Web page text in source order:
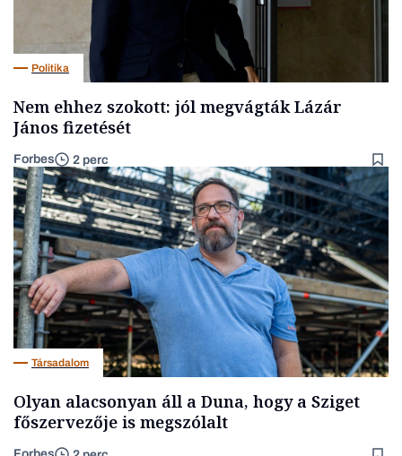
Politika
Nem ehhez szokott: jól megvágták Lázár
János fizetését
Forbes 2 perc
Társadalom
Olyan alacsonyan áll a Duna, hogy a Sziget
főszervezője is megszólalt